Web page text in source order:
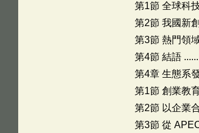
第1節 全球科
第2節 我國新
第3節 熱門領
第4節 結語
第4章 生態系
第1節 創業教
第2節 以企業
第3節 從